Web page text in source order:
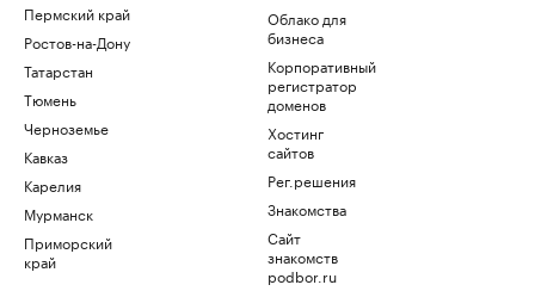
Пермский край
Ростов-на-Дону
Татарстан
Тюмень
Черноземье
Кавказ
Карелия
Мурманск
Приморский
край
Облако для
бизнеса
Корпоративный
регистратор
доменов
Хостинг
сайтов
Рег.решения
Знакомства
Сайт
знакомств
podbor.ru